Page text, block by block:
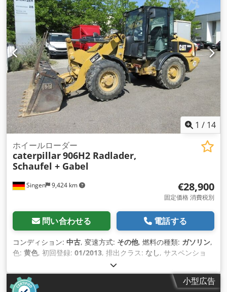
1 / 14
Singen 9,424 km
ホイールローダー
caterpillar906H2 Radlader,
Schaufel + Gabel
€28,900
固定価格 消費税別
問い合わせる 電話する
コンディション: 中古, 変速方式: その他, 燃料の種類: ガソリン,
色: 黄色, 初回登録: 01/2013, 排出クラス: なし, サスペンショ
, 稼働時間:
小型広告